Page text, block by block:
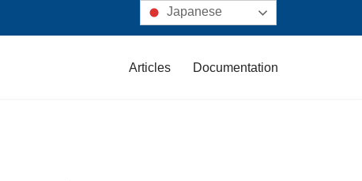
Articles Documentation
Japanese